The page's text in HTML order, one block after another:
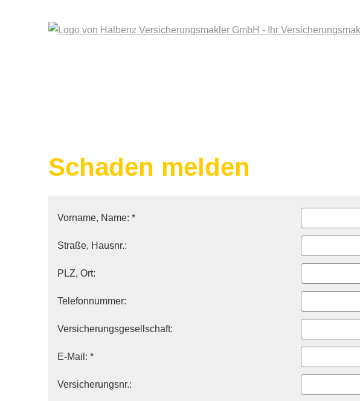
Schaden melden
Vorname, Name: *
Straße, Hausnr.:
PLZ, Ort:
Telefonnummer:
Versicherungsgesellschaft:
E-Mail: *
Versicherungsnr.: